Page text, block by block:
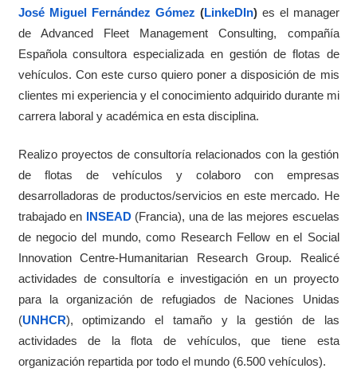
José Miguel Fernández Gómez (LinkeDIn) es el manager
de Advanced Fleet Management Consulting, compañía
Española consultora especializada en gestión de flotas de
vehículos. Con este curso quiero poner a disposición de mis
clientes mi experiencia y el conocimiento adquirido durante mi
carrera laboral y académica en esta disciplina.
Realizo proyectos de consultoría relacionados con la gestión
de flotas de vehículos y colaboro con empresas
desarrolladoras de productos/servicios en este mercado. He
trabajado en INSEAD(Francia), una de las mejores escuelas
de negocio del mundo, como Research Fellow en el Social
Innovation Centre-Humanitarian Research Group. Realicé
actividades de consultoría e investigación en un proyecto
para la organización de refugiados de Naciones Unidas
(UNHCR), optimizando el tamaño y la gestión de las
actividades de la flota de vehículos, que tiene esta
organización repartida por todo el mundo (6.500 vehículos).